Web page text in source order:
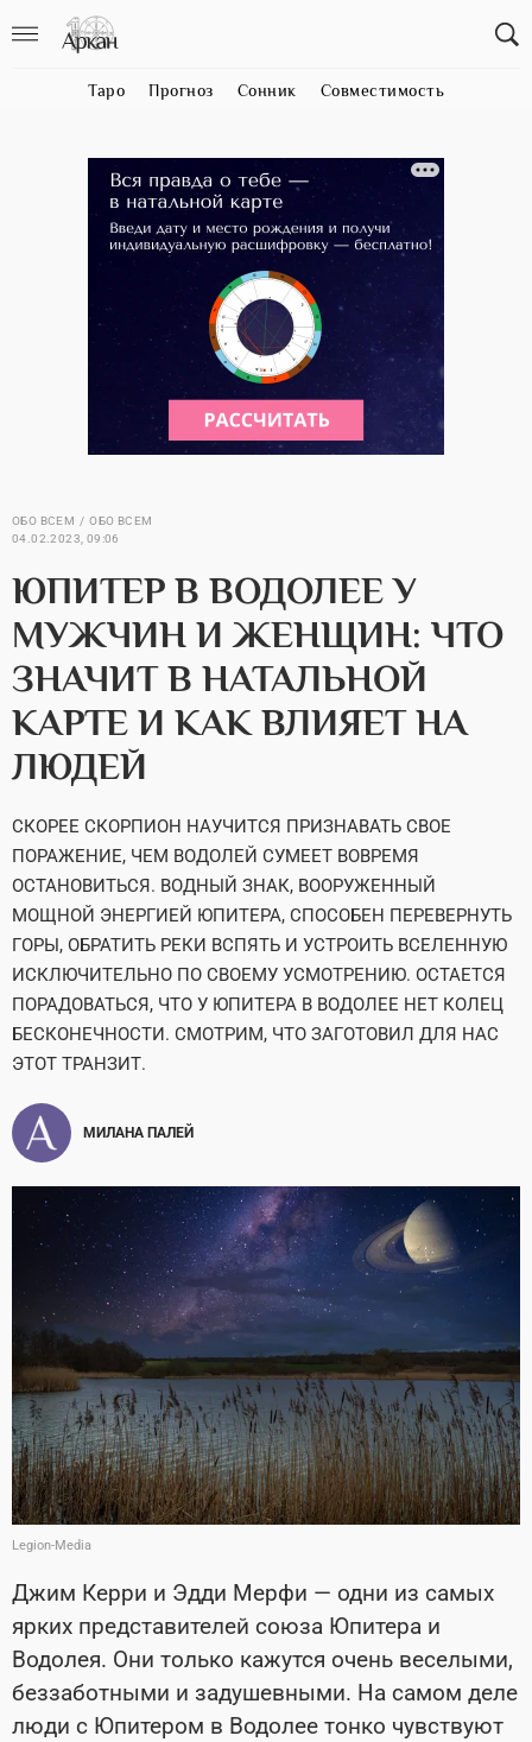
Таро Прогноз Сонник Совместимость
ОБО ВСЕМ
ОБО ВСЕМ
04.02.2023, 09:06
ЮПИТЕР В ВОДОЛЕЕ У
МУЖЧИН И ЖЕНЩИН: ЧТО
ЗНАЧИТ В НАТАЛЬНОЙ
КАРТЕ И КАК ВЛИЯЕТ НА
ЛЮДЕЙ
СКОРЕЕ СКОРПИОН НАУЧИТСЯ ПРИЗНАВАТЬ СВОЕ
ПОРАЖЕНИЕ, ЧЕМ ВОДОЛЕЙ СУМЕЕТ ВОВРЕМЯ
ОСТАНОВИТЬСЯ. ВОДНЫЙ ЗНАК, ВООРУЖЕННЫЙ
МОЩНОЙ ЭНЕРГИЕЙ ЮПИТЕРА, СПОСОБЕН ПЕРЕВЕРНУТЬ
ГОРЫ, ОБРАТИТЬ РЕКИ ВСПЯТЬ И УСТРОИТЬ ВСЕЛЕННУЮ
ИСКЛЮЧИТЕЛЬНО ПО СВОЕМУ УСМОТРЕНИЮ. ОСТАЕТСЯ
ПОРАДОВАТЬСЯ, ЧТО У ЮПИТЕРА В ВОДОЛЕЕ НЕТ КОЛЕЦ
БЕСКОНЕЧНОСТИ. СМОТРИМ, ЧТО ЗАГОТОВИЛ ДЛЯ НАС
ЭТОТ ТРАНЗИТ.
МИЛАНА ПАЛЕЙ
Legion-Media
Джим Керри и Эдди Мерфи — одни из самых
ярких представителей союза Юпитера и
Водолея. Они только кажутся очень веселыми,
беззаботными и задушевными. На самом деле
люди с Юпитером в Водолее тонко чувствуют